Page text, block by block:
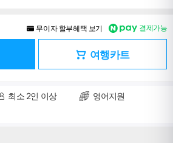
무이자 할부혜택 보기 결제가능
여행카트
최소 2인 이상
영어지원